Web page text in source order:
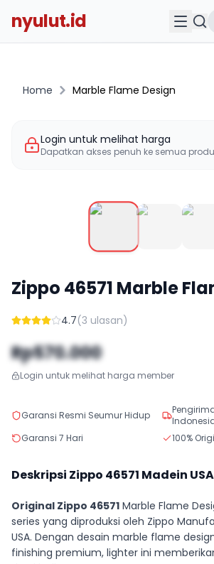
nyulut.id
Home Marble Flame Design
Login untuk melihat harga
Dapatkan akses penuh ke semua
Zippo 46571 Marble
4.7(3 ulasan)
Rp570.000
Login untuk melihat harga member
Garansi Resmi Seumur Hidup
Garansi 7 Hari
100%
Deskripsi Zippo 46571 Madein USA
Original Zippo 46571 Marble Flame
series yang diproduksi oleh Zippo
USA. Dengan desain marble flame
finishing premium, lighter ini